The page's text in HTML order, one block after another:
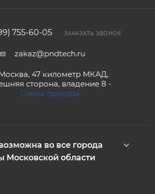
755-60-05 ЗАКАЗАТЬ ЗВОНОК
zakaz@pndtech.ru
Москва, 47 километр МКАД,
сторона, владение 8 -
Схема проезда
во все города
Московской области